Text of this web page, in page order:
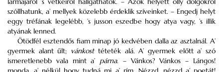
szóllhatunk, a’ mellyek közelebb érdeklik szíveinket. – Engedj helyt
eggy tréfának legelébb, ’s jusson eszedbe hogy atya vagy, ’s illik
atyának lenned.
Ötödfél esztendős fiam minap jó kedvében dalla az asztalnál. A’
gyermek alant űlt; vánkosttéteték alá. A’ gyermek előtt a’ szó
ismeretlenebb vala mint a’ párna. – Vánkos? Vánkos – Lángos!